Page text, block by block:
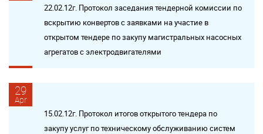
22.02.12г. Протокол заседания тендерной комиссии по
вскрытию конвертов с заявками на участие в
открытом тендере по закупу магистральных насосных
агрегатов с электродвигателями
29
Apr
15.02.12г. Протокол итогов открытого тендера по
закупу услуг по техническому обслуживанию систем